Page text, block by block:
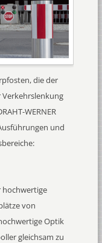
die der
WERNER
und
hochwertige
von
Optik
gleichsam zu